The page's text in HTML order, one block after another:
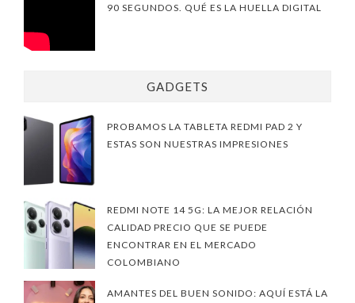
90 SEGUNDOS. QUÉ ES LA HUELLA DIGITAL
GADGETS
PROBAMOS LA TABLETA REDMI PAD 2 Y
ESTAS SON NUESTRAS IMPRESIONES
REDMI NOTE 14 5G: LA MEJOR RELACIÓN
CALIDAD PRECIO QUE SE PUEDE
ENCONTRAR EN EL MERCADO
COLOMBIANO
AMANTES DEL BUEN SONIDO: AQUÍ ESTÁ LA